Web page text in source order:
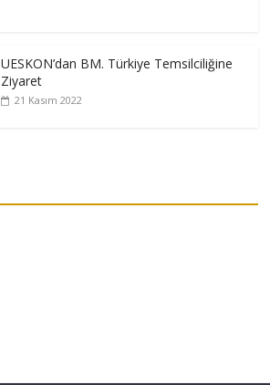
UESKON’dan BM. Türkiye Temsilciliğine
Ziyaret
21 Kasım 2022